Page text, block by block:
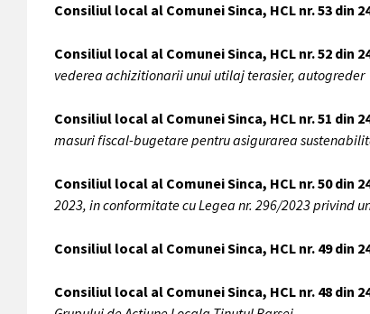
Consiliul local al Comunei Sinca, HCL nr. 53 din
Consiliul local al Comunei Sinca, HCL nr. 52 din
vederea achizitionarii unui utilaj terasier, autogreder
Consiliul local al Comunei Sinca, HCL nr. 51 din
masuri fiscal-bugetare pentru asigurarea
Consiliul local al Comunei Sinca, HCL nr. 50 din
2023, in conformitate cu Legea nr. 296/2023 privind
Consiliul local al Comunei Sinca, HCL nr. 49 din
Consiliul local al Comunei Sinca, HCL nr. 48 din